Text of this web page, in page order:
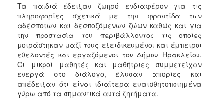
Τα παιδιά έδειξαν ζωηρό ενδιαφέρον για τις
πληροφορίες σχετικά με την φροντίδα των
αδέσποτων και δεσποζόμενων ζώων καθώς και για
την προστασία του περιβάλλοντος τις οποίες
μοιράστηκαν μαζί τους εξειδικευμένοι και έμπειροι
εθελοντές και εργαζόμενοι του Δήμου Ηρακλείου.
Οι μικροί μαθητές και μαθήτριες συμμετείχαν
ενεργά στο διάλογο, έλυσαν απορίες και
απέδειξαν ότι είναι ιδιαίτερα ευαισθητοποιημένα
γύρω από τα σημαντικά αυτά ζητήματα.